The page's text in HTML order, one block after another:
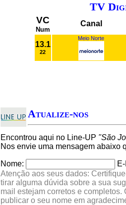
TV
VC
Num
Canal
13.1
22
Meio Norte
Atualize-nos
Encontrou aqui no Line-UP "São
Nos envie uma mensagem abaixo
Nome:
Atenção aos seus dados:
tirar alguma dúvida sobre a sua
mail estejam corretos e
publicar o seu nome em